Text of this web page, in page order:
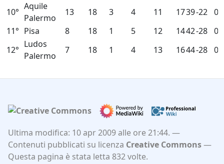
10°
Aquile
Palermo
13 18 3 4 11 1739-22 0
11° Pisa 8 18 1 5 12 1442-28 0
12°
Ludos
Palermo
7 18 1 4 13 1644-28 0
Ultima modifica: 10 apr 2009 alle ore 21:44.
Contenuti pubblicati su licenza Creative Commons
Questa pagina è stata letta 832 volte.